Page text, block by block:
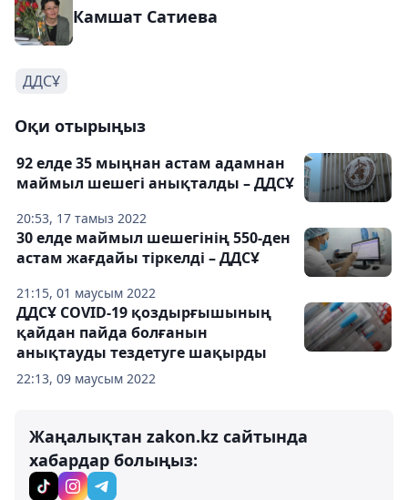
Камшат Сатиева
ДДСҰ
Оқи отырыңыз
20:53, 17 тамыз 2022
92 елде 35 мыңнан астам адамнан
маймыл шешегі анықталды – ДДСҰ
21:15, 01 маусым 2022
30 елде маймыл шешегінің 550-ден
астам жағдайы тіркелді – ДДСҰ
22:13, 09 маусым 2022
ДДСҰ COVID-19 қоздырғышының
қайдан пайда болғанын
анықтауды тездетуге шақырды
Жаңалықтан zakon.kz сайтында
хабардар болыңыз: